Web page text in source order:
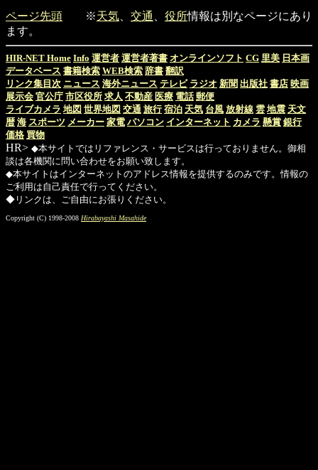
ページ先頭 ※天気 交通 役所情報は別なページにあり
ます。
HIR-NET Home Info 運営者 運営者著書 オンラインソフト CG 里美 日本画
データベース 書籍検索 WEB検索 辞書 翻訳
リンク集目次 ニュース 海外ニュース テレビ ラジオ 新聞 出版社 書店 映画
展示会 官公庁 市区役所 求人 不動産 医療 電話 郵便
ライブカメラ 地図 世界地図 交通 旅行 宿泊 天気 台風 放射線 雲 地震 天文
暦 海 スポーツ メーカー 家電 パソコン インターネット カメラ 懸賞 銀行
価格 買物
HR> ◆本サイトではリファレンス・サービスは行っておりません。御相
談は各機関に問い合わせをお願い致します。
◆本サイトはインターネットのアドレス情報を提供するのみです。情報の
ご利用は自己責任で行ってください。
◆リンクは、ご自由にお張りください。
Copyright (C) 1998-2008 Hirabayashi Masahide